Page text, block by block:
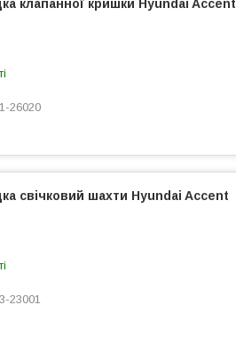
клапанної кришки Hyundai Accent
26020
свічковий шахти Hyundai Accent
23001